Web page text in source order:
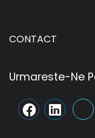
CONTACT
Urmareste-Ne